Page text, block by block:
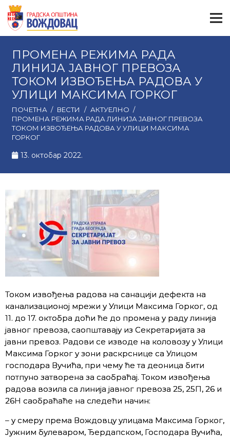
ПРОМЕНА РЕЖИМА РАДА
ЛИНИЈА ЈАВНОГ ПРЕВОЗА
ТОКОМ ИЗВОЂЕЊА РАДОВА У
УЛИЦИ МАКСИМА ГОРКОГ
ПОЧЕТНА / ВЕСТИ / АКТУЕЛНО /
ПРОМЕНА РЕЖИМА РАДА ЛИНИЈА ЈАВНОГ ПРЕВОЗА
ТОКОМ ИЗВОЂЕЊА РАДОВА У УЛИЦИ МАКСИМА
ГОРКОГ
13. октобар 2022.
Током извођења радова на санацији дефекта на
канализационој мрежи у Улици Максима Горког, од
11. до 17. октобра доћи ће до промена у раду линија
јавног превоза, саопштавају из Секретаријата за
јавни превоз. Радови се изводе на коловозу у Улици
Максима Горког у зони раскрснице са Улицом
господара Вучића, при чему ће та деоница бити
потпуно затворена за саобраћај. Током извођења
радова возила са линија јавног превоза 25, 25П, 26 и
26Н саобраћаће на следећи начин:
– у смеру према Вождовцу улицама Максима Горког,
Јужним булеваром, Ђердапском, Господара Вучића,